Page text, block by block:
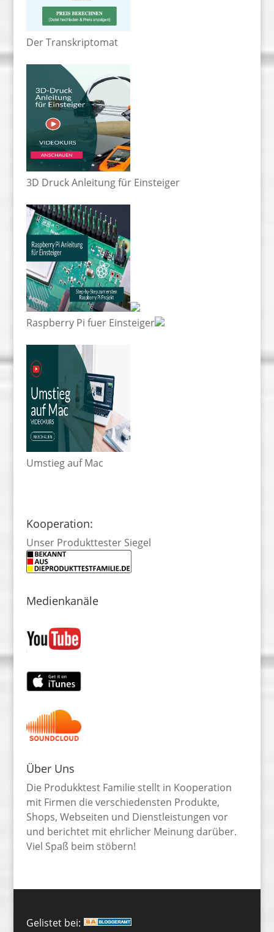
Der Transkriptomat
3D Druck Anleitung für Einsteiger
Raspberry Pi fuer Einsteiger
Umstieg auf Mac
Kooperation:
Unser Produkttester Siegel
Medienkanäle
Über Uns
Die Produkktest Familie stellt in Kooperation
mit Firmen die verschiedensten Produkte,
Shops, Webseiten und Dienstleistungen vor
und berichtet mit ehrlicher Meinung darüber.
Viel Spaß beim stöbern!
Gelistet bei: